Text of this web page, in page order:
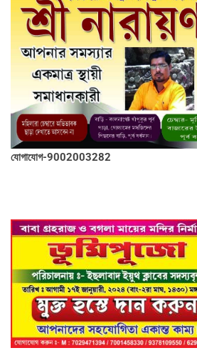
যোগাযোগ-9002003282